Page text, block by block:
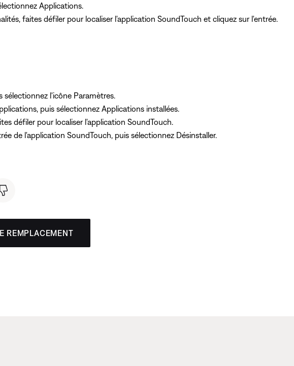
Applications.
faites défiler pour localiser l'application SoundTouch et cliquez sur l'entrée.
l'icône Paramètres.
puis sélectionnez Applications installées.
défiler pour localiser l'application SoundTouch.
de l'application SoundTouch, puis sélectionnez Désinstaller.
REMPLACEMENT